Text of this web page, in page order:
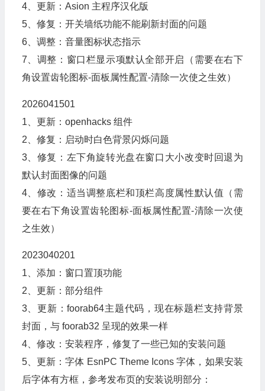
4、更新：Asion 主程序汉化版
5、修复：开关墙纸功能不能刷新封面的问题
6、调整：音量图标状态指示
7、调整：窗口栏显示项默认全部开启（需要在右下
角设置齿轮图标-面板属性配置-清除一次使之生效）
2026041501
1、更新：openhacks 组件
2、修复：启动时白色背景闪烁问题
3、修复：左下角旋转光盘在窗口大小改变时回退为
默认封面图像的问题
4、修改：适当调整底栏和顶栏高度属性默认值（需
要在右下角设置齿轮图标-面板属性配置-清除一次使
之生效）
2023040201
1、添加：窗口置顶功能
2、更新：部分组件
3、更新：foorab64主题代码，现在标题栏支持背景
封面，与 foorab32 呈现的效果一样
4、修改：安装程序，修复了一些已知的安装问题
5、更新：字体 EsnPC Theme Icons 字体，如果安装
后字体有方框，参考发布页的安装说明部分：